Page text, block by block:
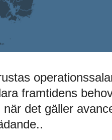
framtidens
det gäller